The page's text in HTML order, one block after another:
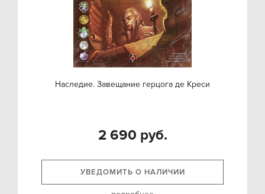
Наследие. Завещание герцога де Креси
2 690 руб.
УВЕДОМИТЬ О НАЛИЧИИ